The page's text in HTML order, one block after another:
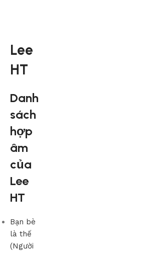
Lee
HT
Danh
sách
hợp
âm
của
Lee
HT
Bạn bè
là thế
(Người